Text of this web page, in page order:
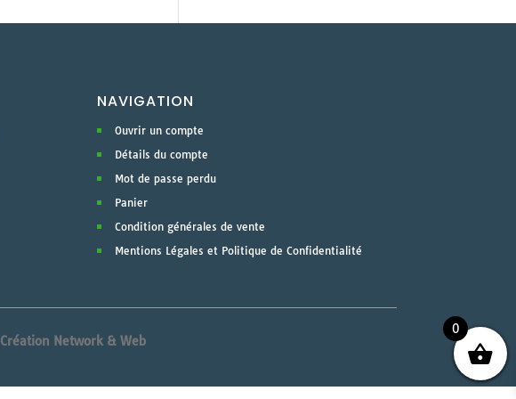
NAVIGATION
Ouvrir un compte
Détails du compte
Mot de passe perdu
Panier
Condition générales de vente
Mentions Légales et Politique de Confidentialité
Création Network & Web
0